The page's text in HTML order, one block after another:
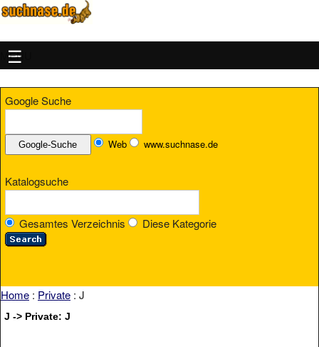
MENU
Google Suche
Web www.suchnase.de
Katalogsuche
Gesamtes Verzeichnis Diese Kategorie
Home : Private : J
J -> Private: J